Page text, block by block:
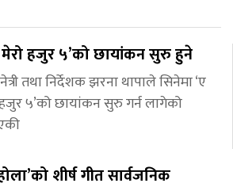
मेरो हजुर ५’को छायांकन सुरु हुने
तथा निर्देशक झरना थापाले सिनेमा ‘ए
५’को छायांकन सुरु गर्न लागेको
शीर्ष गीत सार्वजनिक